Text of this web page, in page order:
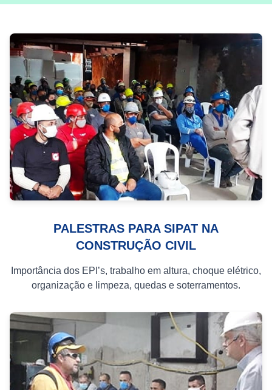
PALESTRAS PARA SIPAT NA
CONSTRUÇÃO CIVIL
Importância dos EPI’s, trabalho em altura, choque elétrico,
organização e limpeza, quedas e soterramentos.